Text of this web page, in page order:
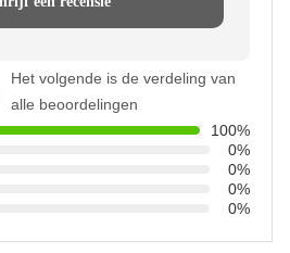
Het volgende is de verdeling van
alle beoordelingen
100%
0%
0%
0%
0%